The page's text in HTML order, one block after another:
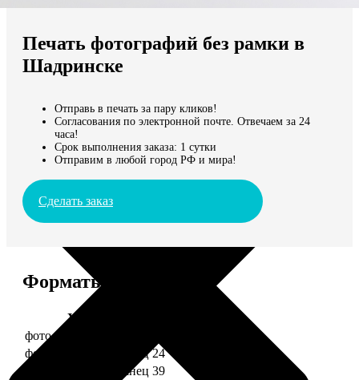
Мы доставляем по всему миру
Продолжить без города
Печать фотографий без рамки в
Шадринске
Отправь в печать за пару кликов!
Согласования по электронной почте. Отвечаем за 24
часа!
Срок выполнения заказа: 1 сутки
Отправим в любой город РФ и мира!
Сделать заказ
Форматы и цены
Услуга
фото 10х10 мат/глянец
фото 10х15 мат/глянец 24
фото 13х18 мат/глянец 39